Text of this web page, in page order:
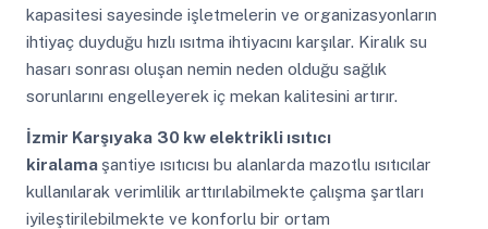
kapasitesi sayesinde işletmelerin ve organizasyonların
ihtiyaç duyduğu hızlı ısıtma ihtiyacını karşılar. Kiralık su
hasarı sonrası oluşan nemin neden olduğu sağlık
sorunlarını engelleyerek iç mekan kalitesini artırır.
İzmir Karşıyaka 30 kw elektrikli ısıtıcı
kiralama şantiye ısıtıcısı bu alanlarda mazotlu ısıtıcılar
kullanılarak verimlilik arttırılabilmekte çalışma şartları
iyileştirilebilmekte ve konforlu bir ortam